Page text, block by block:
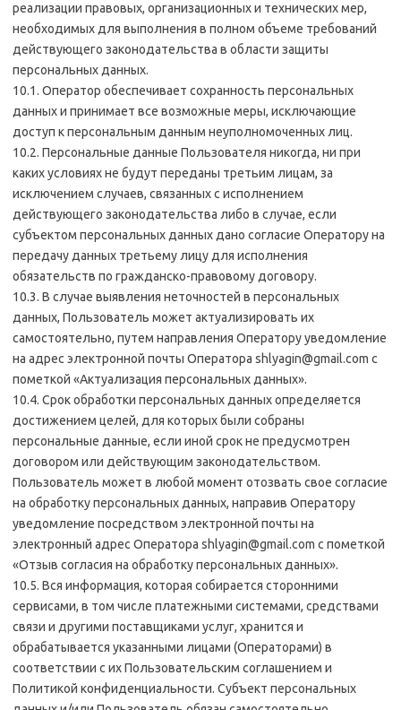
реализации правовых, организационных и технических мер,
необходимых для выполнения в полном объеме требований
действующего законодательства в области защиты
персональных данных.
10.1. Оператор обеспечивает сохранность персональных
данных и принимает все возможные меры, исключающие
доступ к персональным данным неуполномоченных лиц.
10.2. Персональные данные Пользователя никогда, ни при
каких условиях не будут переданы третьим лицам, за
исключением случаев, связанных с исполнением
действующего законодательства либо в случае, если
субъектом персональных данных дано согласие Оператору на
передачу данных третьему лицу для исполнения
обязательств по гражданско-правовому договору.
10.3. В случае выявления неточностей в персональных
данных, Пользователь может актуализировать их
самостоятельно, путем направления Оператору уведомление
на адрес электронной почты Оператора shlyagin@gmail.com с
пометкой «Актуализация персональных данных».
10.4. Срок обработки персональных данных определяется
достижением целей, для которых были собраны
персональные данные, если иной срок не предусмотрен
договором или действующим законодательством.
Пользователь может в любой момент отозвать свое согласие
на обработку персональных данных, направив Оператору
уведомление посредством электронной почты на
электронный адрес Оператора shlyagin@gmail.com с пометкой
«Отзыв согласия на обработку персональных данных».
10.5. Вся информация, которая собирается сторонними
сервисами, в том числе платежными системами, средствами
связи и другими поставщиками услуг, хранится и
обрабатывается указанными лицами (Операторами) в
соответствии с их Пользовательским соглашением и
Политикой конфиденциальности. Субъект персональных